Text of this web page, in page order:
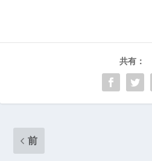
共有：
前